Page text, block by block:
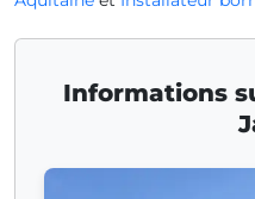
Informations